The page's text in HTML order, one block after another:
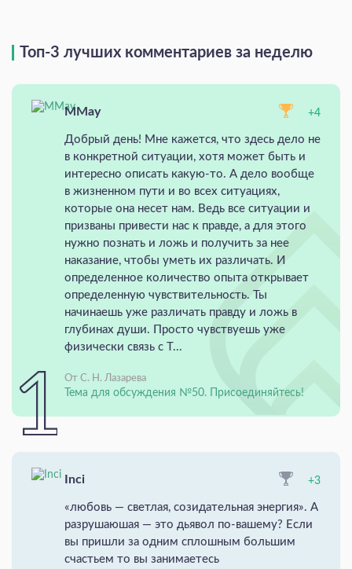
Топ-3 лучших комментариев за неделю
MMay +4
Добрый день! Мне кажется, что здесь дело не
в конкретной ситуации, хотя может быть и
интересно описать какую-то. А дело вообще
в жизненном пути и во всех ситуациях,
которые она несет нам. Ведь все ситуации и
призваны привести нас к правде, а для этого
нужно познать и ложь и получить за нее
наказание, чтобы уметь их различать. И
определенное количество опыта открывает
определенную чувствительность. Ты
начинаешь уже различать правду и ложь в
глубинах души. Просто чувствуешь уже
физически связь с Т...
От С. Н. Лазарева
Тема для обсуждения №50. Присоединяйтесь!
Inci +3
«любовь — светлая, созидательная энергия». А
разрушаюшая — это дьявол по-вашему? Если
вы пришли за одним сплошным большим
счастьем то вы занимаетесь